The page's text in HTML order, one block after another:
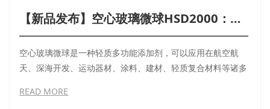
【新品发布】空心玻璃微球HSD2000：小尺寸低热导，价格低至12元/kg，超高性价比
空心玻璃微球是一种轻质多功能添加剂，可以应用在航空航
天、深海开发、运动器材、涂料、建材、轻质复合材料等诸多
READ MORE